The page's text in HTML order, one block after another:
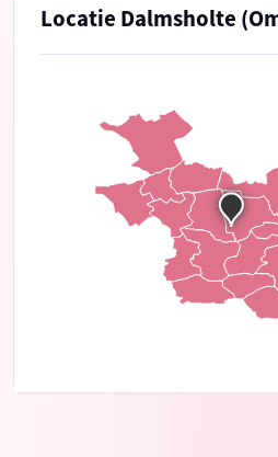
Locatie Dalmsholte